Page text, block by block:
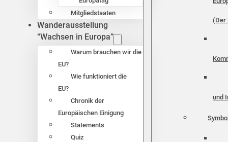
Mitgliedstaaten
Wanderausstellung
“Wachsen in Europa”
Warum brauchen wir die
EU?
Wie funktioniert die
EU?
Chronik der
Europäischen Einigung
Statements
Quiz
(Der
und